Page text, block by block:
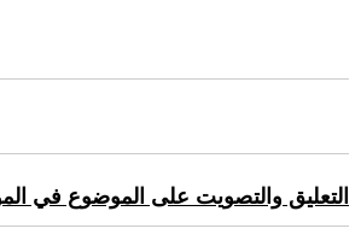
التعليق والتصويت على الموضوع في